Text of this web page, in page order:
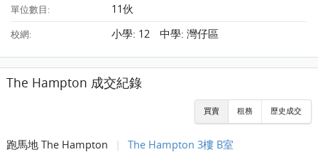
單位數目: 11伙
校網: 小學: 12 中學: 灣仔區
The Hampton 成交紀錄
買賣 租務 歷史成交
跑馬地 The Hampton
The Hampton 3樓 B室